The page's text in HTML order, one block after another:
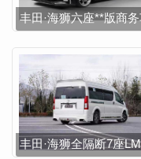
丰田·海狮六座**版商